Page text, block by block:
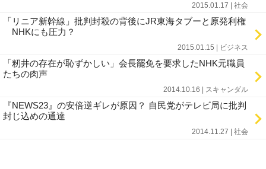
2015.01.17 | 社会
「リニア新幹線」批判封殺の背後にJR東海タブーと原発利権
NHKにも圧力？
2015.01.15 | ビジネス
「籾井の存在が恥ずかしい」会長罷免を要求したNHK元職員
たちの肉声
2014.10.16 | スキャンダル
『NEWS23』の安倍逆ギレが原因？ 自民党がテレビ局に批判
封じ込めの通達
2014.11.27 | 社会